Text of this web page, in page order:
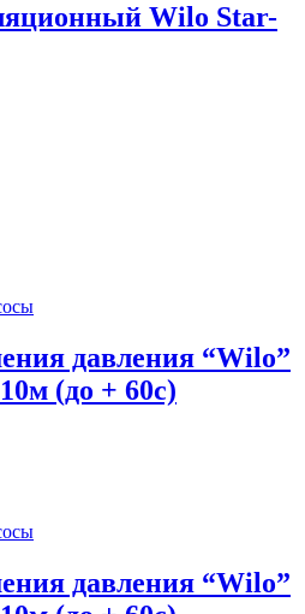
Wilo Star-
давления “Wilo”
(до + 60с)
давления “Wilo”